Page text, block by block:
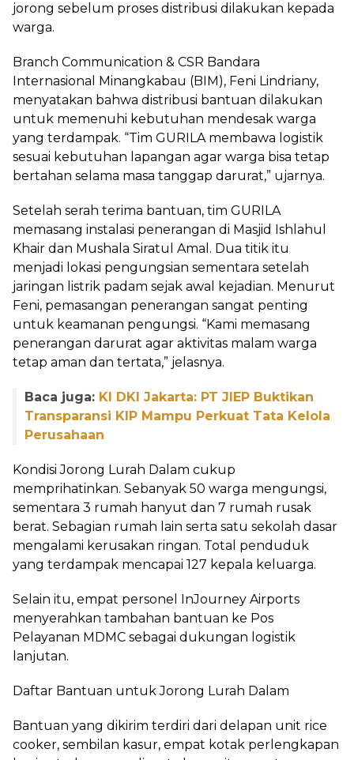
jorong sebelum proses distribusi dilakukan kepada
warga.
Branch Communication & CSR Bandara
Internasional Minangkabau (BIM), Feni Lindriany,
menyatakan bahwa distribusi bantuan dilakukan
untuk memenuhi kebutuhan mendesak warga
yang terdampak. “Tim GURILA membawa logistik
sesuai kebutuhan lapangan agar warga bisa tetap
bertahan selama masa tanggap darurat,” ujarnya.
Setelah serah terima bantuan, tim GURILA
memasang instalasi penerangan di Masjid Ishlahul
Khair dan Mushala Siratul Amal. Dua titik itu
menjadi lokasi pengungsian sementara setelah
jaringan listrik padam sejak awal kejadian. Menurut
Feni, pemasangan penerangan sangat penting
untuk keamanan pengungsi. “Kami memasang
penerangan darurat agar aktivitas malam warga
tetap aman dan tertata,” jelasnya.
Baca juga: KI DKI Jakarta: PT JIEP Buktikan
Transparansi KIP Mampu Perkuat Tata Kelola
Perusahaan
Kondisi Jorong Lurah Dalam cukup
memprihatinkan. Sebanyak 50 warga mengungsi,
sementara 3 rumah hanyut dan 7 rumah rusak
berat. Sebagian rumah lain serta satu sekolah dasar
mengalami kerusakan ringan. Total penduduk
yang terdampak mencapai 127 kepala keluarga.
Selain itu, empat personel InJourney Airports
menyerahkan tambahan bantuan ke Pos
Pelayanan MDMC sebagai dukungan logistik
lanjutan.
Daftar Bantuan untuk Jorong Lurah Dalam
Bantuan yang dikirim terdiri dari delapan unit rice
cooker, sembilan kasur, empat kotak perlengkapan